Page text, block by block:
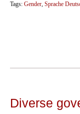
Tags: Gender, Sprache
Diverse